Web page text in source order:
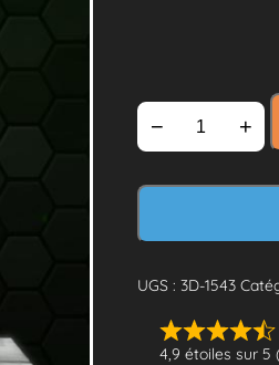
4,9 étoiles sur 5
− +
UGS :3D-1543